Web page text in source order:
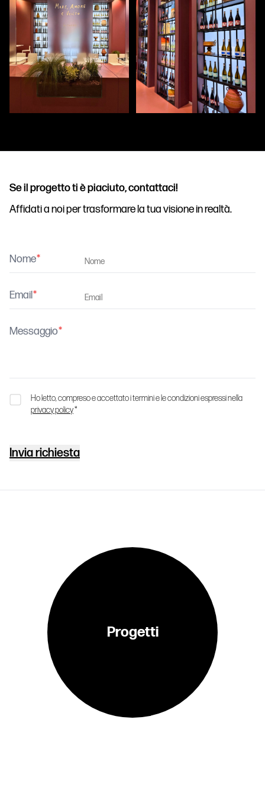
Se il progetto ti è piaciuto, contattaci!
Affidati a noi per trasformare la tua visione in realtà.
Nome
Email
Messaggio
Ho letto, compreso e accettato i termini e le condizioni espressi nella
privacy policy*
Invia richiesta
Progetti